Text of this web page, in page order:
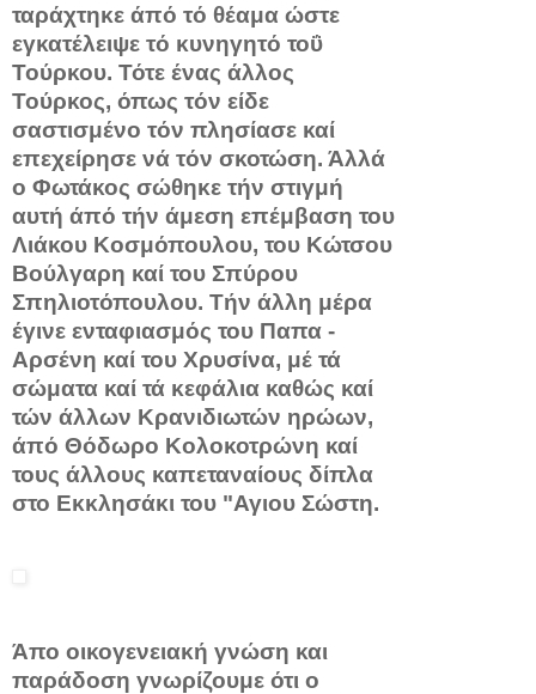
ταράχτηκε άπό τό θέαμα ώστε
εγκατέλειψε τό κυνηγητό τοΰ
Τούρκου. Τότε ένας άλλος
Τούρκος, όπως τόν είδε
σαστισμένο τόν πλησίασε καί
επεχείρησε νά τόν σκοτώση. Άλλά
ο Φωτάκος σώ­θηκε τήν στιγμή
αυτή άπό τήν άμεση επέμβαση του
Λιάκου Κοσμόπουλου, του Κώτσου
Βούλγαρη καί του Σπύρου
Σπηλιοτόπουλου. Τήν άλλη μέρα
έγινε ενταφιασμός του Παπα -
Αρσένη καί του Χρυσίνα, μέ τά
σώματα καί τά κεφάλια καθώς καί
τών άλλων Κρανιδιωτών ηρώων,
άπό Θόδωρο Κολοκοτρώνη καί
τους άλλους καπεταναίους δίπλα
στο Εκκλησάκι του "Αγιου Σώστη.
Άπο οικογενειακή γνώση και
παράδοση γνωρίζουμε ότι ο